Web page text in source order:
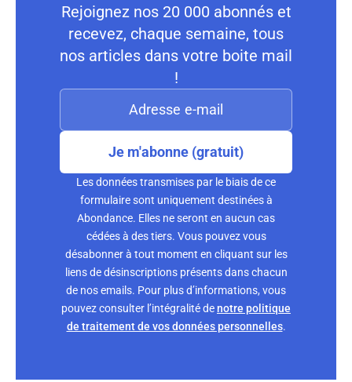
Rejoignez nos 20 000 abonnés et
recevez, chaque semaine, tous
nos articles dans votre boite mail
!
Je m'abonne (gratuit)
Les données transmises par le biais de ce
formulaire sont uniquement destinées à
Abondance. Elles ne seront en aucun cas
cédées à des tiers. Vous pouvez vous
désabonner à tout moment en cliquant sur les
liens de désinscriptions présents dans chacun
de nos emails. Pour plus d’informations, vous
pouvez consulter l’intégralité denotre politique
de traitement de vos données personnelles.